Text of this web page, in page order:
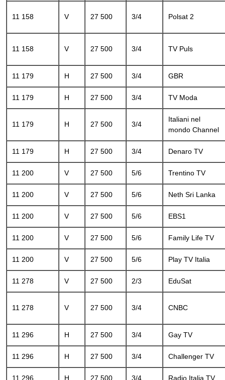
11 158 V 27 500 3/4 Polsat 2
11 158 V 27 500 3/4 TV Puls
11 179 H 27 500 3/4 GBR
11 179 H 27 500 3/4 TV Moda
11 179 H 27 500 3/4
Italiani nel
mondo Channel
11 179 H 27 500 3/4 Denaro TV
11 200 V 27 500 5/6 Trentino TV
11 200 V 27 500 5/6 Neth Sri Lanka
11 200 V 27 500 5/6 EBS1
11 200 V 27 500 5/6 Family Life TV
11 200 V 27 500 5/6 Play TV Italia
11 278 V 27 500 2/3 EduSat
11 278 V 27 500 3/4 CNBC
11 296 H 27 500 3/4 Gay TV
11 296 H 27 500 3/4 Challenger TV
11 296 H 27 500 3/4 Radio Italia TV